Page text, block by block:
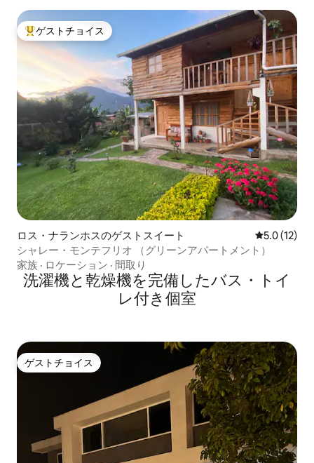
大好評のゲストチョイスです。
ゲストチョイス
ロス・ナランホスのゲストスイート レビュー12
5.0 (12)
シャレー・モンテフリオ （グリーンアパートメント）
家族 · ロケーション · 間取り
洗濯機と乾燥機を完備したバス・トイ
レ付き個室
ゲストチョイス
ゲストチョイス